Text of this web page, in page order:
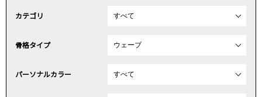
カテゴリ
骨格タイプ
パーソナルカラー